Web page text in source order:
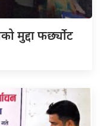
मुद्दा फर्छ्योट